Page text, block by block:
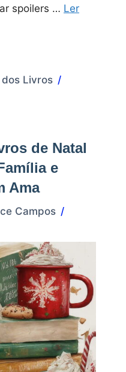
spoilers … Ler
Livros
de Natal
e
Ama
Campos